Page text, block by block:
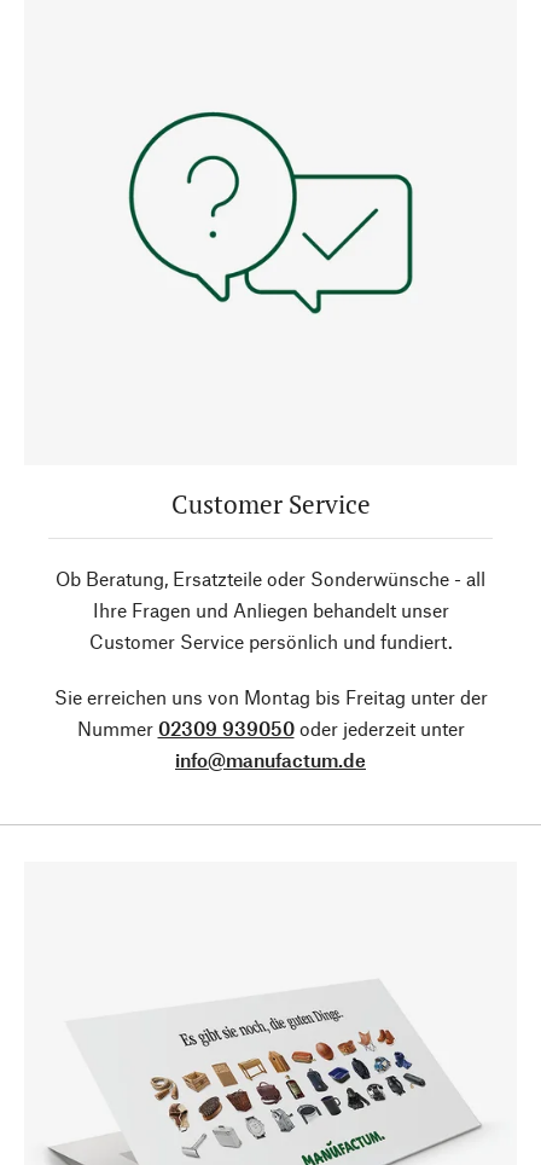
Customer Service
Ob Beratung, Ersatzteile oder Sonderwünsche - all
Ihre Fragen und Anliegen behandelt unser
Customer Service persönlich und fundiert.
Sie erreichen uns von Montag bis Freitag unter der
Nummer 02309 939050oder jederzeit unter
info@manufactum.de